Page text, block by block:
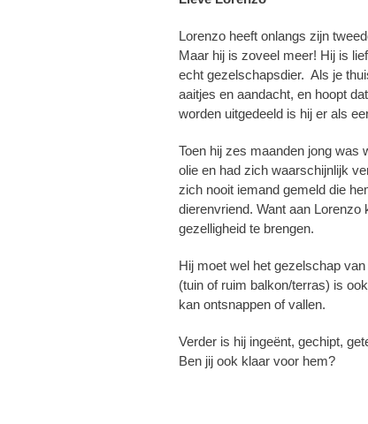
Lorenzo heeft onlangs zijn
Maar hij is zoveel meer! Hij is
echt gezelschapsdier. Als je
aaitjes en aandacht, en hoopt
worden uitgedeeld is hij er als
Toen hij zes maanden jong was
olie en had zich waarschijnlijk
zich nooit iemand gemeld die
dierenvriend. Want aan Lorenzo
gezelligheid te brengen.
Hij moet wel het gezelschap
(tuin of ruim balkon/terras) is
kan ontsnappen of vallen.
Verder is hij ingeënt, gechipt,
Ben jij ook klaar voor hem?